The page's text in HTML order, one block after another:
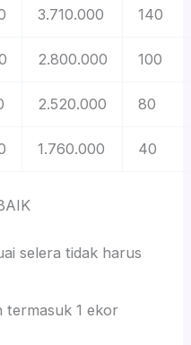
3.710.000 140
2.800.000 100
2.520.000 80
1.760.000 40
selera tidak harus
1 ekor